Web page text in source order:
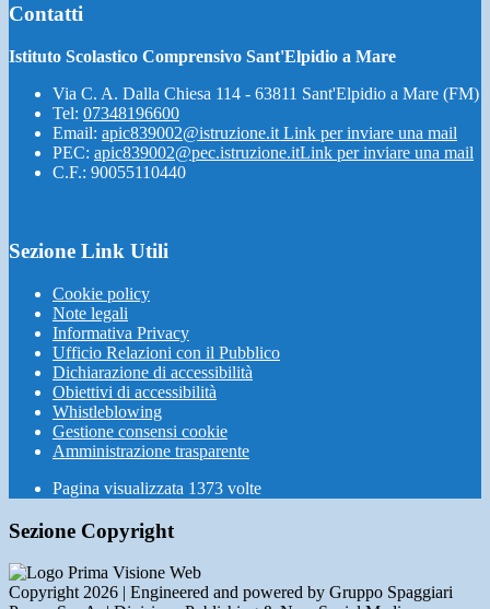
Contatti
Istituto Scolastico Comprensivo Sant'Elpidio a Mare
Via C. A. Dalla Chiesa 114 - 63811 Sant'Elpidio a Mare (FM)
Tel: 07348196600
Email: apic839002@istruzione.it Link per inviare una mail
PEC: apic839002@pec.istruzione.itLink per inviare una mail
C.F.: 90055110440
Sezione Link Utili
Cookie policy
Note legali
Informativa Privacy
Ufficio Relazioni con il Pubblico
Dichiarazione di accessibilità
Obiettivi di accessibilità
Whistleblowing
Gestione consensi cookie
Amministrazione trasparente
Pagina visualizzata 1373 volte
Sezione Copyright
Copyright 2026 | Engineered and powered by Gruppo Spaggiari